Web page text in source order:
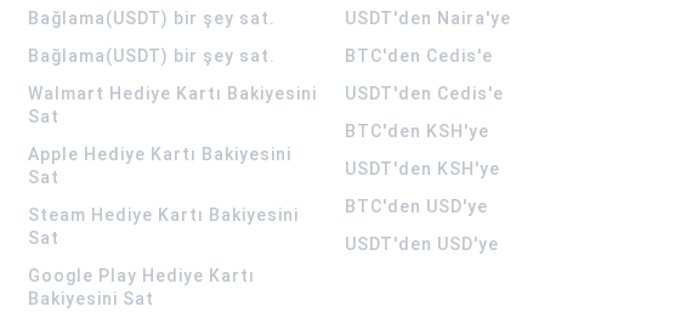
Bağlama(USDT) bir şey sat.
Bağlama(USDT) bir şey sat.
Walmart Hediye Kartı Bakiyesini
Sat
Apple Hediye Kartı Bakiyesini
Sat
Steam Hediye Kartı Bakiyesini
Sat
Google Play Hediye Kartı
Bakiyesini Sat
USDT'den Naira'ye
BTC'den Cedis'e
USDT'den Cedis'e
BTC'den KSH'ye
USDT'den KSH'ye
BTC'den USD'ye
USDT'den USD'ye